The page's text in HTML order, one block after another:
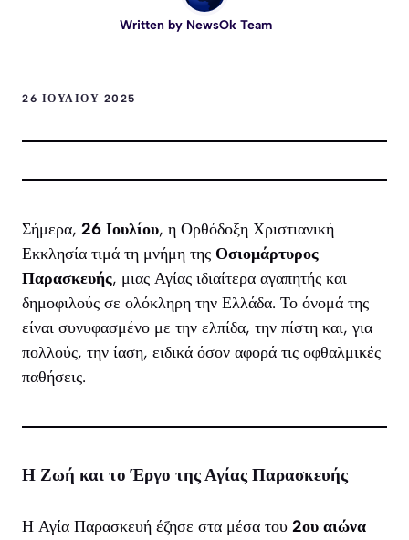
Written by NewsOk Team
26 ΙΟΥΛΊΟΥ 2025
Σήμερα, 26 Ιουλίου, η Ορθόδοξη Χριστιανική
Εκκλησία τιμά τη μνήμη της Οσιομάρτυρος
Παρασκευής, μιας Αγίας ιδιαίτερα αγαπητής και
δημοφιλούς σε ολόκληρη την Ελλάδα. Το όνομά της
είναι συνυφασμένο με την ελπίδα, την πίστη και, για
πολλούς, την ίαση, ειδικά όσον αφορά τις οφθαλμικές
παθήσεις.
Η Ζωή και το Έργο της Αγίας Παρασκευής
Η Αγία Παρασκευή έζησε στα μέσα του 2ου αιώνα